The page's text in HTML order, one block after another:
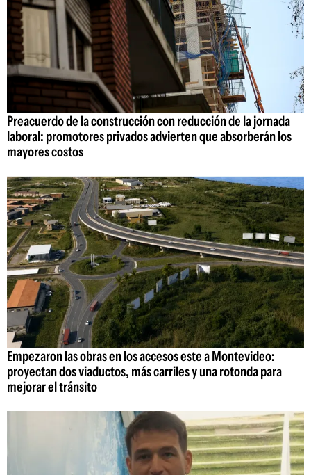
Preacuerdo de la construcción con reducción de la jornada
laboral: promotores privados advierten que absorberán los
mayores costos
Empezaron las obras en los accesos este a Montevideo:
proyectan dos viaductos, más carriles y una rotonda para
mejorar el tránsito